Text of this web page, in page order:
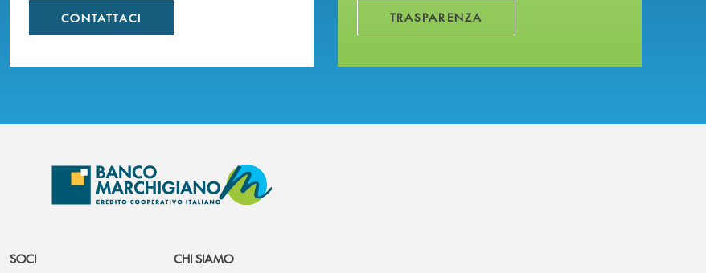
CONTATTACI TRASPARENZA
SOCI
CHI SIAMO